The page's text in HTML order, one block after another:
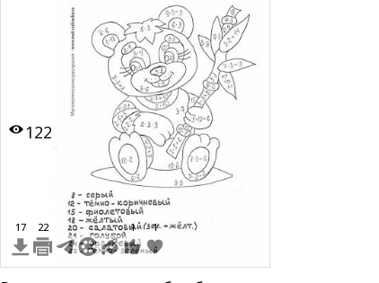
изображениями часов-
будильника, тропического
растения, бамбука, бабочки,
мухомора, божьей коровки,
удочки, гитары, оклета, карты,
мещков и бегемота
122
17 22 1 1